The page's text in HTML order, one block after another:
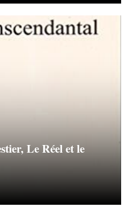
Le Réel et le